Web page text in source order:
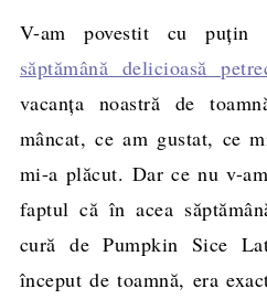
V-am povestit cu puțin
săptămână delicioasă
vacanța noastră de
mâncat, ce am gustat, ce
mi-a plăcut. Dar ce nu v-
faptul că în acea
cură de Pumpkin Sice
început de toamnă, era